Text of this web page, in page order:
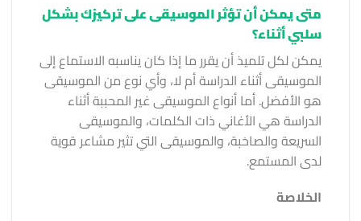
متى يمكن أن تؤثر الموسيقى على تركيزك بشكل
سلبي أثناء؟
يمكن لكل تلميذ أن يقرر ما إذا كان يناسبه الاستماع إلى
الموسيقى أثناء الدراسة أم لا، وأي نوع من الموسيقى
هو الأفضل. أما أنواع الموسيقى غير المحببة أثناء
الدراسة هي الأغاني ذات الكلمات، والموسيقى
السريعة والصاخبة، والموسيقى التي تثير مشاعر قوية
لدى المستمع.
الخلاصة